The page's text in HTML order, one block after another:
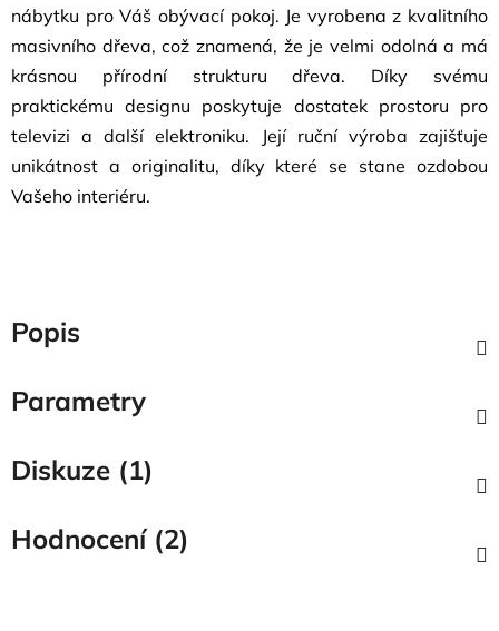
nábytku pro Váš obývací pokoj. Je vyrobena z kvalitního
masivního dřeva, což znamená, že je velmi odolná a má
krásnou přírodní strukturu dřeva. Díky svému
praktickému designu poskytuje dostatek prostoru pro
televizi a další elektroniku. Její ruční výroba zajišťuje
unikátnost a originalitu, díky které se stane ozdobou
Vašeho interiéru.
Popis
Parametry
Diskuze (1)
Hodnocení (2)